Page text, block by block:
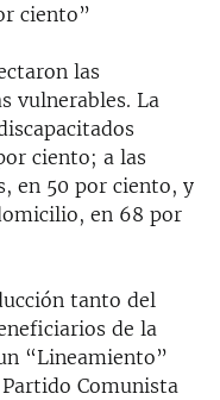
ciento”
las
vulnerables. La
ciento; a las
en 50 por ciento, y
en 68 por
tanto del
de la
“Lineamiento”
Comunista